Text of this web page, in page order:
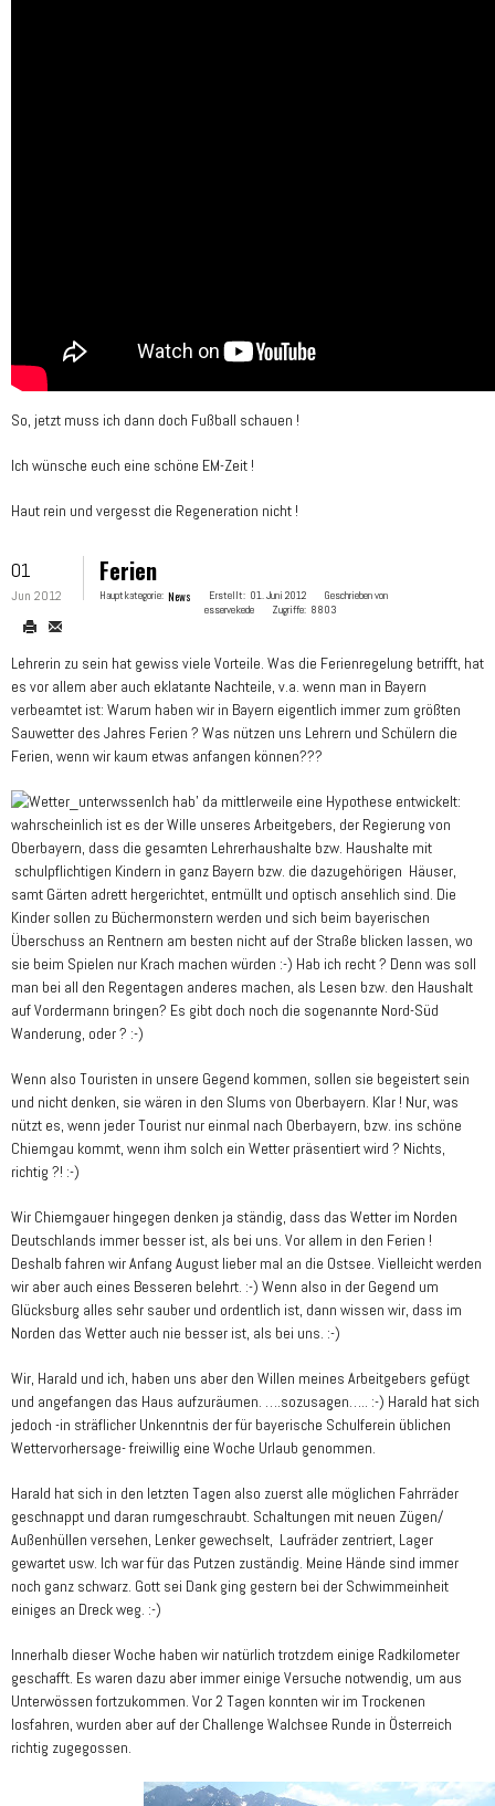
So, jetzt muss ich dann doch Fußball schauen !
Ich wünsche euch eine schöne EM-Zeit !
Haut rein und vergesst die Regeneration nicht !
01
Jun 2012
Ferien
Hauptkategorie: News Erstellt: 01. Juni 2012
Geschrieben von
esservekede
Zugriffe: 8803
Lehrerin zu sein hat gewiss viele Vorteile. Was die Ferienregelung betrifft, hat
es vor allem aber auch eklatante Nachteile, v.a. wenn man in Bayern
verbeamtet ist: Warum haben wir in Bayern eigentlich immer zum größten
Sauwetter des Jahres Ferien ? Was nützen uns Lehrern und Schülern die
Ferien, wenn wir kaum etwas anfangen können???
Ich hab' da mittlerweile eine Hypothese entwickelt:
wahrscheinlich ist es der Wille unseres Arbeitgebers, der Regierung von
Oberbayern, dass die gesamten Lehrerhaushalte bzw. Haushalte mit
schulpflichtigen Kindern in ganz Bayern bzw. die dazugehörigen Häuser,
samt Gärten adrett hergerichtet, entmüllt und optisch ansehlich sind. Die
Kinder sollen zu Büchermonstern werden und sich beim bayerischen
Überschuss an Rentnern am besten nicht auf der Straße blicken lassen, wo
sie beim Spielen nur Krach machen würden :-) Hab ich recht ? Denn was soll
man bei all den Regentagen anderes machen, als Lesen bzw. den Haushalt
auf Vordermann bringen? Es gibt doch noch die sogenannte Nord-Süd
Wanderung, oder ? :-)
Wenn also Touristen in unsere Gegend kommen, sollen sie begeistert sein
und nicht denken, sie wären in den Slums von Oberbayern. Klar ! Nur, was
nützt es, wenn jeder Tourist nur einmal nach Oberbayern, bzw. ins schöne
Chiemgau kommt, wenn ihm solch ein Wetter präsentiert wird ? Nichts,
richtig ?! :-)
Wir Chiemgauer hingegen denken ja ständig, dass das Wetter im Norden
Deutschlands immer besser ist, als bei uns. Vor allem in den Ferien !
Deshalb fahren wir Anfang August lieber mal an die Ostsee. Vielleicht werden
wir aber auch eines Besseren belehrt. :-) Wenn also in der Gegend um
Glücksburg alles sehr sauber und ordentlich ist, dann wissen wir, dass im
Norden das Wetter auch nie besser ist, als bei uns. :-)
Wir, Harald und ich, haben uns aber den Willen meines Arbeitgebers gefügt
und angefangen das Haus aufzuräumen. ….sozusagen….. :-) Harald hat sich
jedoch -in sträflicher Unkenntnis der für bayerische Schulferein üblichen
Wettervorhersage- freiwillig eine Woche Urlaub genommen.
Harald hat sich in den letzten Tagen also zuerst alle möglichen Fahrräder
geschnappt und daran rumgeschraubt. Schaltungen mit neuen Zügen/
Außenhüllen versehen, Lenker gewechselt, Laufräder zentriert, Lager
gewartet usw. Ich war für das Putzen zuständig. Meine Hände sind immer
noch ganz schwarz. Gott sei Dank ging gestern bei der Schwimmeinheit
einiges an Dreck weg. :-)
Innerhalb dieser Woche haben wir natürlich trotzdem einige Radkilometer
geschafft. Es waren dazu aber immer einige Versuche notwendig, um aus
Unterwössen fortzukommen. Vor 2 Tagen konnten wir im Trockenen
losfahren, wurden aber auf der Challenge Walchsee Runde in Österreich
richtig zugegossen.